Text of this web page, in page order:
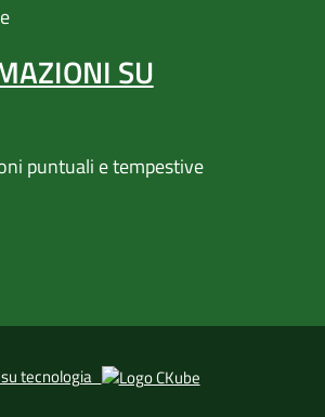
SU
puntuali e tempestive
tecnologia (apre in un'altra